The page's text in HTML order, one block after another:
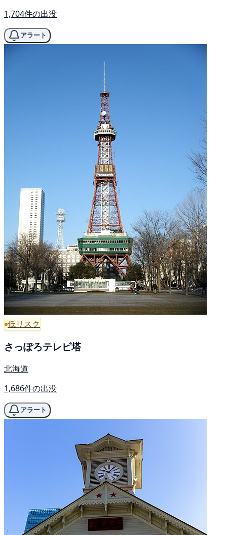
1,704件の出没
アラート
低リスク
さっぽろテレビ塔
北海道
1,686件の出没
アラート